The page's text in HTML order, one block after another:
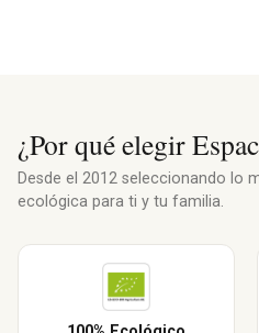
¿Por qué elegir
Desde el 2012 seleccionando lo
ecológica para ti y tu familia.